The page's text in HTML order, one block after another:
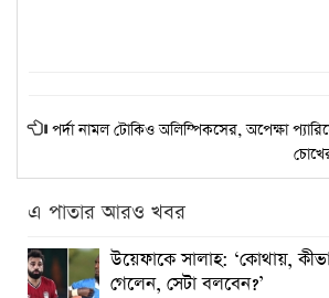
পর্দা নামল টোকিও অলিম্পিকসের, অপেক্ষা
এ পাতার আরও খবর
উয়েফাকে সালাহ: ‘কোথায়,
গেলেন, সেটা বলবেন?’